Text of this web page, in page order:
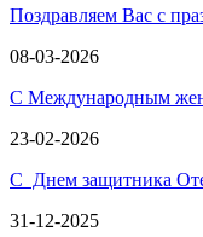
Поздравляем Вас с
08-03-2026
С Международным
23-02-2026
С Днем защитника
31-12-2025